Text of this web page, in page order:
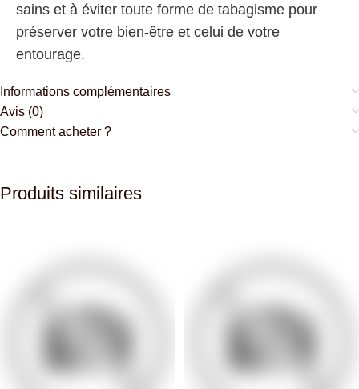
sains et à éviter toute forme de tabagisme pour
préserver votre bien-être et celui de votre
entourage.
Informations complémentaires
Avis (0)
Comment acheter ?
Produits similaires